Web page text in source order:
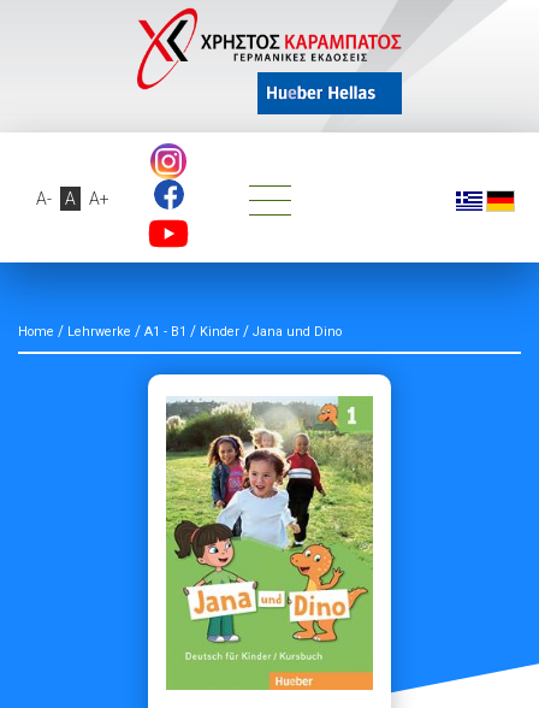
A- A A+
Home / Lehrwerke / A1 - B1 / Kinder / Jana und Dino